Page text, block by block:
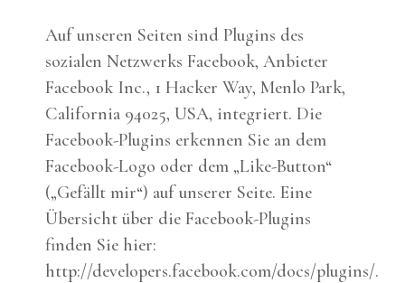
Auf unseren Seiten sind Plugins des
sozialen Netzwerks Facebook, Anbieter
Facebook Inc., 1 Hacker Way, Menlo Park,
California 94025, USA, integriert. Die
Facebook-Plugins erkennen Sie an dem
Facebook-Logo oder dem „Like-Button“
(„Gefällt mir“) auf unserer Seite. Eine
Übersicht über die Facebook-Plugins
finden Sie hier:
http://developers.facebook.com/docs/plugins/.